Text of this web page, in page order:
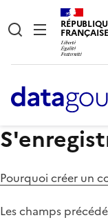
FRANÇAISE
Pourquoi créer un
Les champs